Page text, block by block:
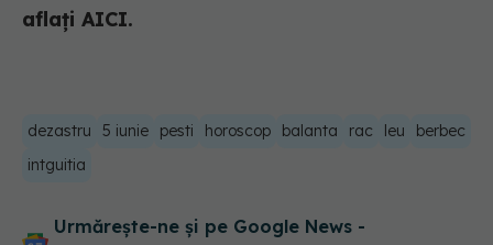
aflați AICI.
dezastru 5 iunie pesti horoscop balanta rac leu
berbec
intguitia
Urmărește-ne și pe Google News -